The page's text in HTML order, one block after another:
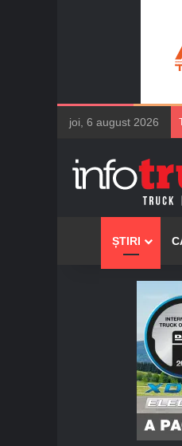
joi, 6 august 2026
AcasăȘTIRI